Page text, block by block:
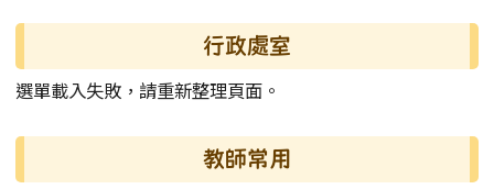
行政處室
選單載入失敗，請重新整理頁面。
教師常用